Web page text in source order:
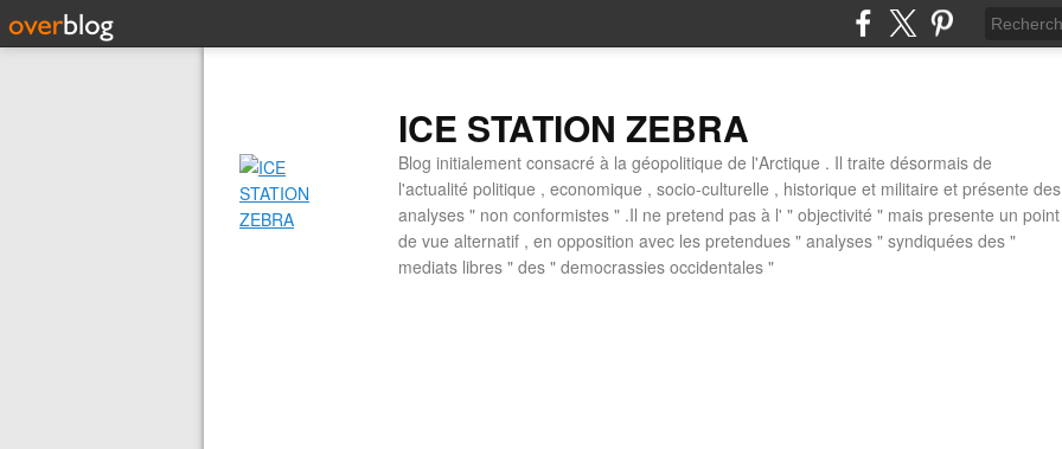
ICE STATION ZEBRA
Blog initialement consacré à la géopolitique de l'Arctique . Il traite désormais de
l'actualité politique , economique , socio-culturelle , historique et militaire et présente des
analyses " non conformistes " .Il ne pretend pas à l' " objectivité " mais presente un point
de vue alternatif , en opposition avec les pretendues " analyses " syndiquées des "
mediats libres " des " democrassies occidentales "